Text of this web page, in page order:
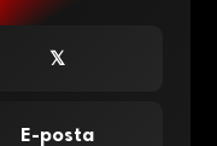
𝕏
E-posta